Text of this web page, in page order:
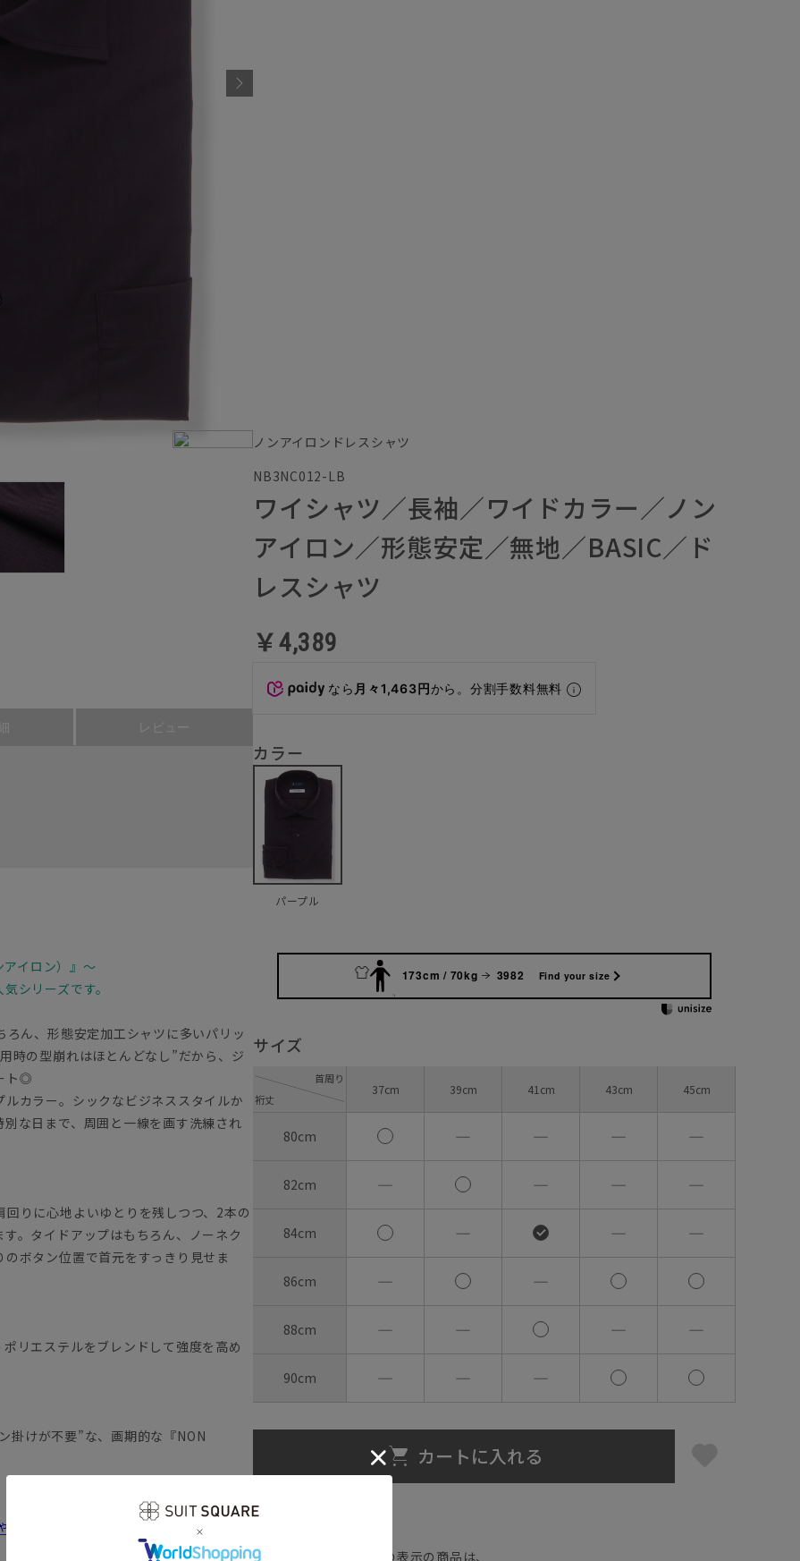
レビュー
イロン）』～
シリーズです。
ん、形態安定加工シャツに多いパリッ
時の型崩れはほとんどなし”だから、ジ
ト◎
カラー。シックなビジネススタイルか
な日まで、周囲と一線を画す洗練され
りに心地よいゆとりを残しつつ、2本の
。タイドアップはもちろん、ノーネク
ボタン位置で首元をすっきり見せま
リエステルをブレンドして強度を高め
掛けが不要”な、画期的な『NON
＆失敗しないシャツの選び方
ノンアイロンドレスシャツ
NB3NC012-LB
ワイシャツ／長袖／ワイドカラー／ノン
アイロン／形態安定／無地／BASIC／ド
レスシャツ
￥4,389
なら 月々1,463円から。分割手数料無料
カラー
パープル
173cm / 70kg 3982 Find your size
サイズ
裄丈
首周り
37cm 39cm 41cm 43cm 45cm
80cm ― ― ― ―
82cm ― ― ― ―
84cm ― ― ―
86cm ― ―
88cm ― ― ― ―
90cm ― ― ―
カートに入れる
【
の表示の商品は、